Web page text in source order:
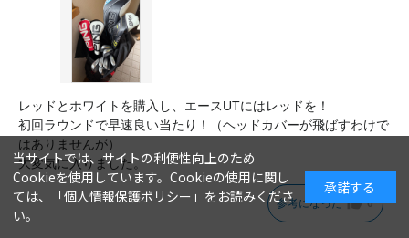
レッドとホワイトを購入し、エースUTにはレッドを！
初回ラウンドで早速良い当たり！（ヘッドカバーが飛ばすわけで
はありませんが）
大変気に入りました。
参考になった 0
当サイトでは、サイトの利便性向上のため
Cookieを使用しています。Cookieの使用に関し
ては、「個人情報保護ポリシー 」をお読みくださ
い。
承諾する